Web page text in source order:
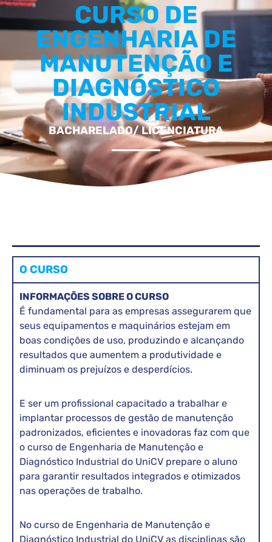
CURSO DE
ENGENHARIA DE
MANUTENÇÃO E
DIAGNÓSTICO
INDUSTRIAL
BACHARELADO/ LICENCIATURA
O CURSO
INFORMAÇÕES SOBRE O CURSO
É fundamental para as empresas assegurarem que
seus equipamentos e maquinários estejam em
boas condições de uso, produzindo e alcançando
resultados que aumentem a produtividade e
diminuam os prejuízos e desperdícios.
E ser um profissional capacitado a trabalhar e
implantar processos de gestão de manutenção
padronizados, eficientes e inovadoras faz com que
o curso de Engenharia de Manutenção e
Diagnóstico Industrial do UniCV prepare o aluno
para garantir resultados integrados e otimizados
nas operações de trabalho.
No curso de Engenharia de Manutenção e
Diagnóstico Industrial do UniCV as disciplinas são